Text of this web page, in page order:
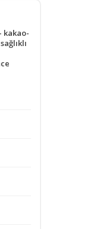
kakao-